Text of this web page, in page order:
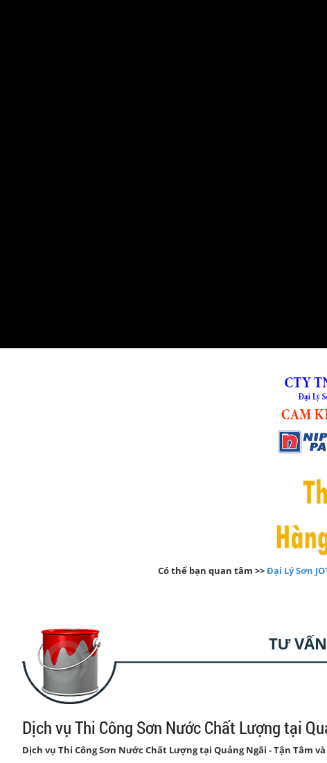
Có thể bạn quan tâm >>Đại Lý Sơn
TƯ
Dịch vụ Thi Công Sơn Nước Chất Lượng tại
Dịch vụ Thi Công Sơn Nước Chất Lượng tại Quảng Ngãi - Tận Tâm